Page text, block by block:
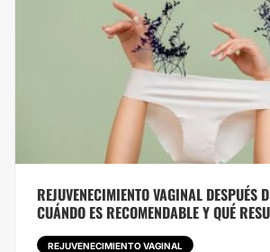
REJUVENECIMIENTO VAGINAL DESPUÉS
CUÁNDO ES RECOMENDABLE Y QUÉ
ESPERAR
REJUVENECIMIENTO VAGINAL